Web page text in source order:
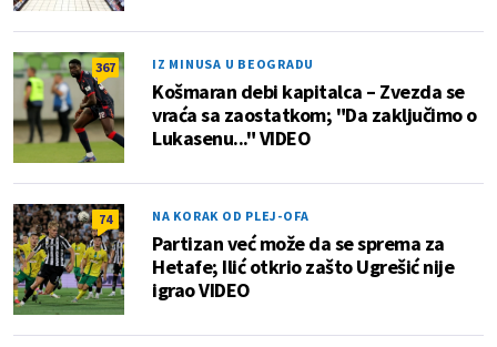
367 IZ MINUSA U BEOGRADU
Košmaran debi kapitalca – Zvezda se
vraća sa zaostatkom; "Da zaključimo o
Lukasenu..." VIDEO
74 NA KORAK OD PLEJ-OFA
Partizan već može da se sprema za
Hetafe; Ilić otkrio zašto Ugrešić nije
igrao VIDEO